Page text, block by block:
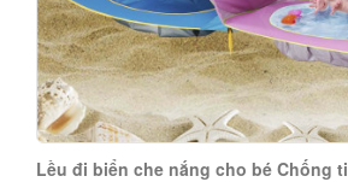
Lều đi biển che nắng cho bé Chống